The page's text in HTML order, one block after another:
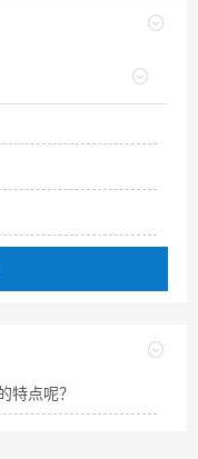
特点呢？